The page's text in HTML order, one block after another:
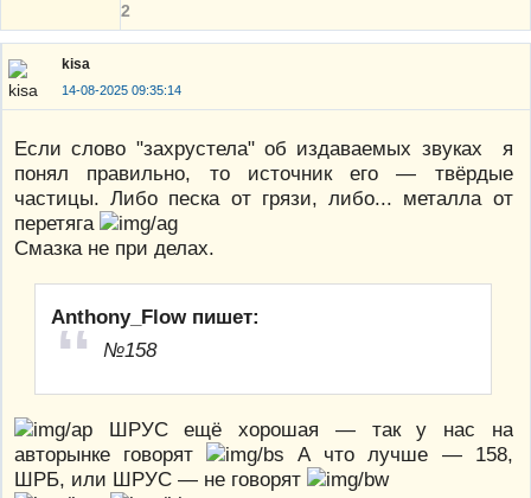
2
kisa
14-08-2025 09:35:14
Если слово "захрустела" об издаваемых звуках я
понял правильно, то источник его — твёрдые
частицы. Либо песка от грязи, либо... металла от
перетяга
Смазка не при делах.
Anthony_Flow пишет:
№158
ШРУС ещё хорошая — так у нас на
авторынке говорят
А что лучше — 158,
ШРБ, или ШРУС — не говорят